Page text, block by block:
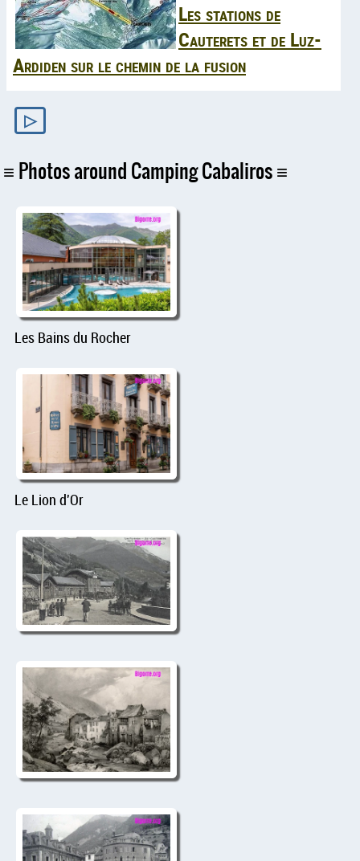
Les stations de
Cauterets et de Luz-
Ardiden sur le chemin de la fusion
▷
Photos around Camping Cabaliros
Les Bains du Rocher
Le Lion d'Or